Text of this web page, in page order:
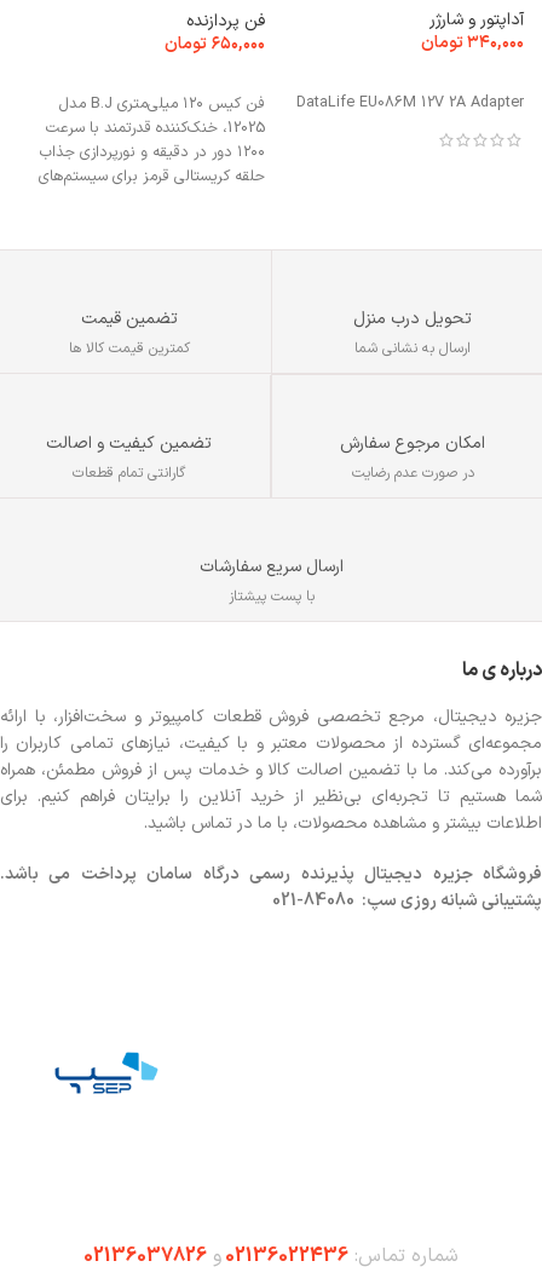
آداپتور و شارژر
۳۴۰,۰۰۰تومان
DataLife EU086M 12V 2A Adapter
فن پردازنده
۶۵۰,۰۰۰تومان
فن کیس ۱۲۰ میلی‌متری B.J مدل
12025، خنک‌کننده قدرتمند با سرعت
۱۲۰۰ دور در دقیقه و نورپردازی جذاب
حلقه کریستالی قرمز برای سیستم‌های
تحویل درب منزل
ارسال به نشانی شما
تضمین قیمت
کمترین قیمت کالا ها
امکان مرجوع سفارش
در صورت عدم رضایت
تضمین کیفیت و اصالت
گارانتی تمام قطعات
ارسال سریع سفارشات
با پست پیشتاز
درباره ی ما
جزیره دیجیتال، مرجع تخصصی فروش قطعات کامپیوتر و سخت‌افزار، با ارائه
مجموعه‌ای گسترده از محصولات معتبر و با کیفیت، نیازهای تمامی کاربران را
برآورده می‌کند. ما با تضمین اصالت کالا و خدمات پس از فروش مطمئن، همراه
شما هستیم تا تجربه‌ای بی‌نظیر از خرید آنلاین را برایتان فراهم کنیم. برای
اطلاعات بیشتر و مشاهده محصولات، با ما در تماس باشید.
فروشگاهجزیره دیجیتال پذیرنده رسمی درگاه سامان پرداخت می باشد.
پشتیبانی شبانه روزی سپ: 84080-021
شماره تماس: 02136022436و 02136037826